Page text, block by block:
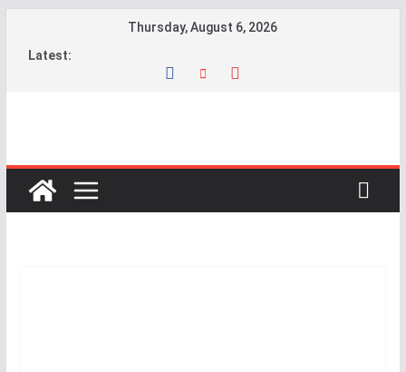
Thursday, August 6, 2026
Latest: